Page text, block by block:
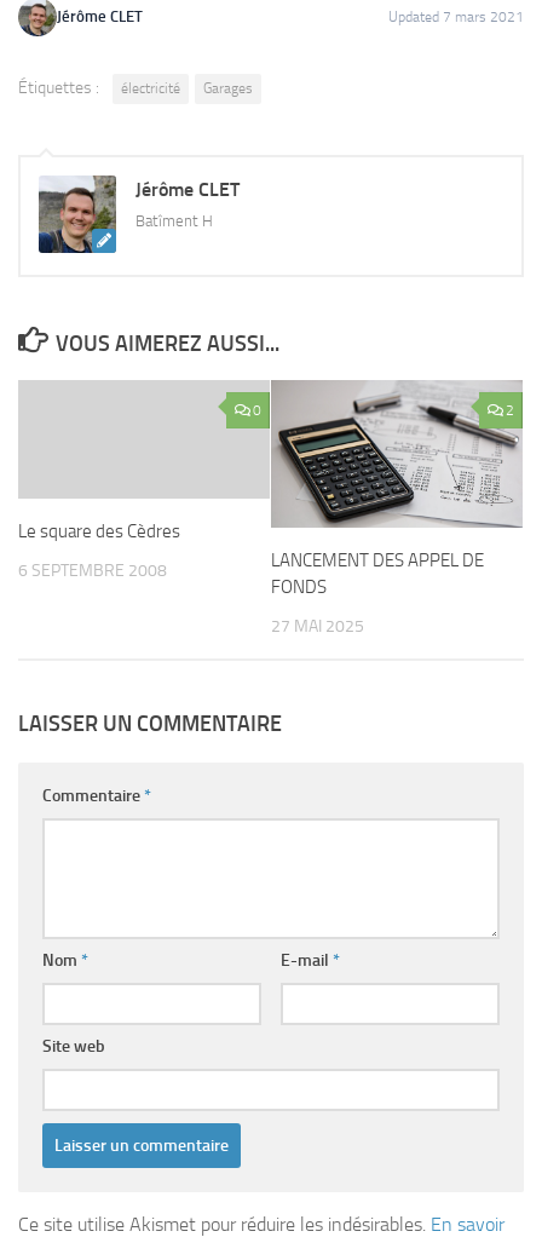
Jérôme CLET Updated 7 mars 2021
Étiquettes : électricité Garages
Jérôme CLET
Batîment H
VOUS AIMEREZ AUSSI...
0
Le square des Cèdres
6 SEPTEMBRE 2008
2
LANCEMENT DES APPEL DE
FONDS
27 MAI 2025
LAISSER UN COMMENTAIRE
Commentaire*
Nom * E-mail *
Site web
Ce site utilise Akismet pour réduire les indésirables. En savoir